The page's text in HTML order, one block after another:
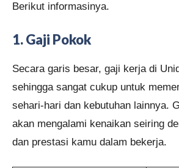
Berikut informasinya.
1.Gaji Pokok
Secara garis besar, gaji kerja di
sehingga sangat cukup untuk
sehari-hari dan kebutuhan lainnya.
akan mengalami kenaikan seiring
dan prestasi kamu dalam bekerja.